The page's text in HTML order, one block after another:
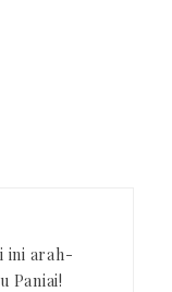
ini arah-
Paniai!